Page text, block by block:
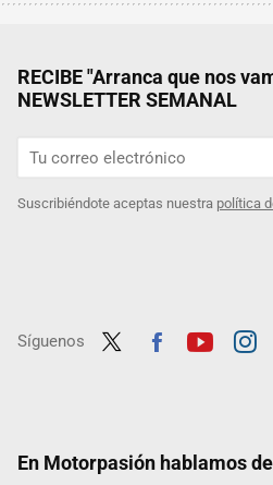
RECIBE "Arranca que nos
NEWSLETTER SEMANAL
Suscribiéndote aceptas nuestra política
Síguenos
En Motorpasión hablamos